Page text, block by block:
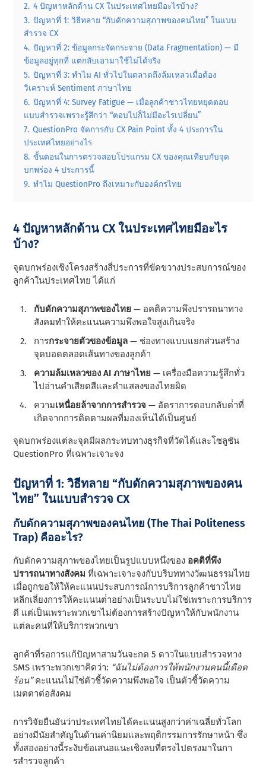
2. 4 ปัญหาหลักด้าน CX ในประเทศไทยมีอะไรบ้าง?
3. ปัญหาที่ 1: วิธีทลาย “กับดักความสุภาพของคนไทย” ในแบบ
สำรวจ CX
4. ปัญหาที่ 2: ข้อมูลกระจัดกระจาย (Data Fragmentation) — มี
ข้อมูลอยู่ทุกที่ แต่กลับเอามาใช้ไม่ได้จริง
5. ปัญหาที่ 3: ทำไม AI ทั่วไปในตลาดถึงล้มเหลวเมื่อต้อง
วิเคราะห์ Sentiment ภาษาไทย
6. ปัญหาที่ 4: Survey Fatigue — เมื่อลูกค้าชาวไทยหยุดตอบ
แบบสำรวจเพราะรู้สึกว่า “ตอบไปก็ไม่มีอะไรเปลี่ยน”
7. QuestionPro จัดการกับ CX Pain Point ทั้ง 4 ประการใน
ประเทศไทยอย่างไร
8. ขั้นตอนในการตรวจสอบโปรแกรม CX ของคุณเทียบกับจุด
บกพร่อง 4 ประการนี้
9. ทําไม QuestionPro ถึงเหมาะกับองค์กรไทย
4 ปัญหาหลักด้าน CX ในประเทศไทยมีอะไร
บ้าง?
จุดบกพร่องเชิงโครงสร้างสี่ประการที่ขัดขวางประสบการณ์ของ
ลูกค้าในประเทศไทย ได้แก่
กับดักความสุภาพของไทย — อคติความพึงปรารถนาทาง
สังคมทําให้คะแนนความพึงพอใจสูงเกินจริง
การกระจายตัวของข้อมูล — ช่องทางแบบแยกส่วนสร้าง
จุดบอดตลอดเส้นทางของลูกค้า
ความล้มเหลวของ AI ภาษาไทย — เครื่องมือความรู้สึกทั่ว
ไปอ่านคําเสียดสีและคําแสลงของไทยผิด
ความเหนื่อยล้าจากการสํารวจ — อัตราการตอบกลับต่ําที่
เกิดจากการติดตามผลที่มองเห็นได้เป็นศูนย์
จุดบกพร่องแต่ละจุดมีผลกระทบทางธุรกิจที่วัดได้และโซลูชัน
QuestionPro ที่เฉพาะเจาะจง
ปัญหาที่ 1: วิธีทลาย “กับดักความสุภาพของคน
ไทย” ในแบบสำรวจ CX
กับดักความสุภาพของคนไทย (The Thai Politeness
Trap) คืออะไร?
กับดักความสุภาพของไทยเป็นรูปแบบหนึ่งของ อคติที่พึง
ปรารถนาทางสังคม ที่เฉพาะเจาะจงกับบริบททางวัฒนธรรมไทย
เมื่อถูกขอให้ให้คะแนนประสบการณ์การบริการลูกค้าชาวไทย
หลีกเลี่ยงการให้คะแนนต่ําอย่างเป็นระบบไม่ใช่เพราะการบริการ
ดี แต่เป็นเพราะพวกเขาไม่ต้องการสร้างปัญหาให้กับพนักงาน
แต่ละคนที่ให้บริการพวกเขา
ลูกค้าที่รอการแก้ปัญหาสามวันจะกด 5 ดาวในแบบสํารวจทาง
SMS เพราะพวกเขาคิดว่า: “ฉันไม่ต้องการให้พนักงานคนนี้เดือด
ร้อน”คะแนนไม่ใช่ตัวชี้วัดความพึงพอใจ เป็นตัวชี้วัดความ
เมตตาต่อสังคม
การวิจัยยืนยันว่าประเทศไทยได้คะแนนสูงกว่าค่าเฉลี่ยทั่วโลก
อย่างมีนัยสําคัญในด้านค่านิยมและพฤติกรรมการรักษาหน้า ซึ่ง
ทั้งสองอย่างนี้ระงับข้อเสนอแนะเชิงลบที่ตรงไปตรงมาในกา
รสํารวจลูกค้า